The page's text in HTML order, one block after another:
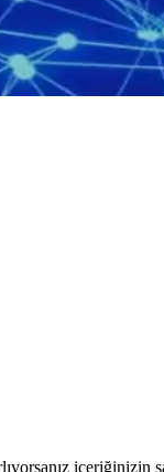
içeriğinizin